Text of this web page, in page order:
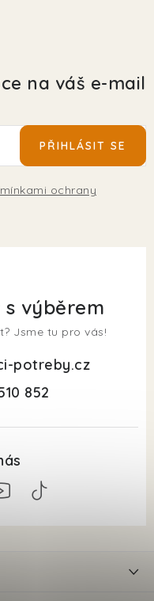
na váš e-mail
ochrany
PŘIHLÁSIT SE
s výběrem
Jsme tu pro vás!
potreby.cz
852